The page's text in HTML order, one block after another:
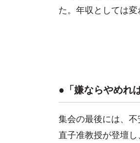
た。年収としては
●「嫌ならやめれ
集会の最後には、
直子准教授が登壇